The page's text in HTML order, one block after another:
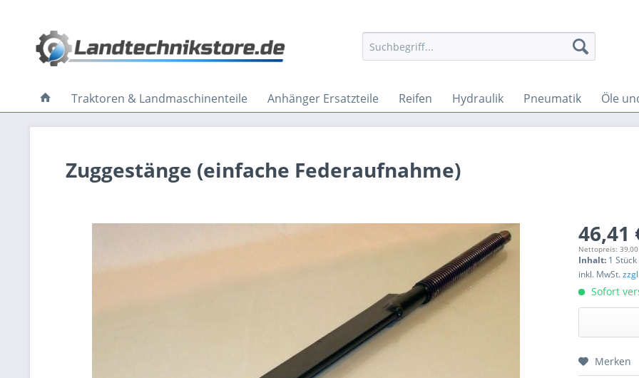
Traktoren & Landmaschinenteile Anhänger Ersatzteile Reifen Hydraulik Pneumatik Öle
Zuggestänge (einfache Federaufnahme)
46,41
Nettopreis:
Inhalt: 1 Stück
inkl. MwSt.
Sofort
Preis
Merken